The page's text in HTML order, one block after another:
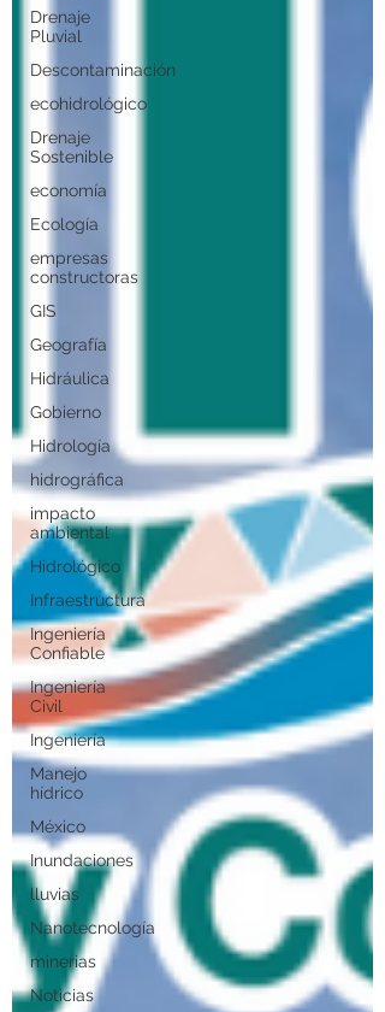
Drenaje
Pluvial
Descontaminación
ecohidrológico
Drenaje
Sostenible
economía
Ecología
empresas
constructoras
GIS
Geografía
Hidráulica
Gobierno
Hidrología
hidrográfica
impacto
ambiental
Hidrológico
Infraestructura
Ingeniería
Confiable
Ingeniería
Civil
Ingeniería
Manejo
hídrico
México
Inundaciones
lluvias
Nanotecnología
minerias
Noticias